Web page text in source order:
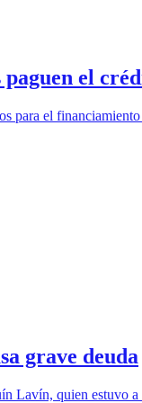
el
el
grave deuda
Lavín, quien estuvo